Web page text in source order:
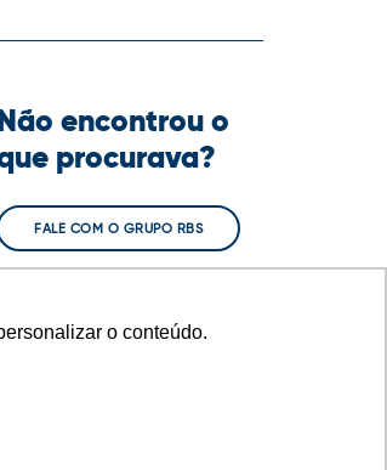
o conteúdo.
encontrou o
procurava?
FALE COM O GRUPO RBS